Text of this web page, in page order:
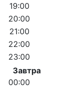
19:00
20:00
21:00
22:00
23:00
Завтра
00:00